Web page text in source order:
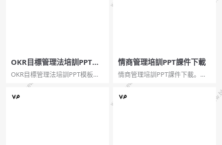
OKR目標管理法培訓PPT模
板
OKR目標管理法培訓PPT模板。
OKR（Objectives and Key
Results）即目標與關鍵成果法，
是一套明確和跟蹤目標及其完成
情商管理培訓PPT課件下載
情商管理培訓PPT課件下載。
EQ，是一種自我情緒控制能力的
指數，由美國心理學家彼德·薩洛
維於1991年創立，屬於發展心理